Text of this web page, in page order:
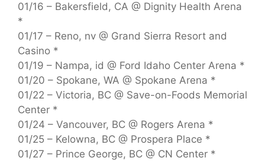
01/16 – Bakersfield, CA @ Dignity Health Arena
*
01/17 – Reno, nv @ Grand Sierra Resort and
Casino *
01/19 – Nampa, id @ Ford Idaho Center Arena *
01/20 – Spokane, WA @ Spokane Arena *
01/22 – Victoria, BC @ Save-on-Foods Memorial
Center *
01/24 – Vancouver, BC @ Rogers Arena *
01/25 – Kelowna, BC @ Prospera Place *
01/27 – Prince George, BC @ CN Center *